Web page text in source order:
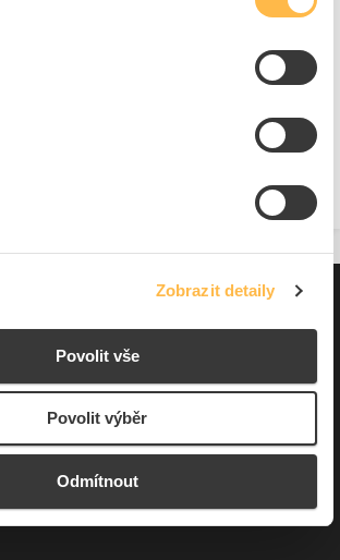
Zobrazit detaily
Povolit vše
Povolit výběr
Odmítnout